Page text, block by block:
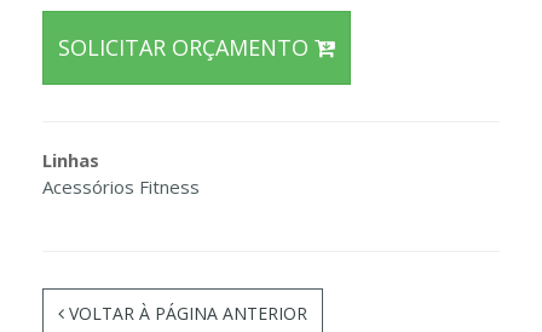
SOLICITAR ORÇAMENTO
Linhas
Acessórios Fitness
VOLTAR À PÁGINA ANTERIOR